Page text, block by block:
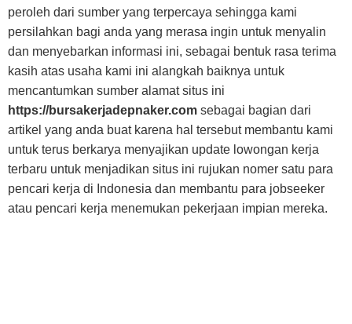
peroleh dari sumber yang terpercaya sehingga kami
persilahkan bagi anda yang merasa ingin untuk menyalin
dan menyebarkan informasi ini, sebagai bentuk rasa terima
kasih atas usaha kami ini alangkah baiknya untuk
mencantumkan sumber alamat situs ini
https://bursakerjadepnaker.com sebagai bagian dari
artikel yang anda buat karena hal tersebut membantu kami
untuk terus berkarya menyajikan update lowongan kerja
terbaru untuk menjadikan situs ini rujukan nomer satu para
pencari kerja di Indonesia dan membantu para jobseeker
atau pencari kerja menemukan pekerjaan impian mereka.